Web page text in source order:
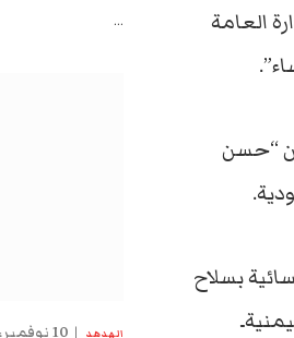
العامة
“حسن
بسلاح
…
الهدهد 10 نوفمبر، 2025